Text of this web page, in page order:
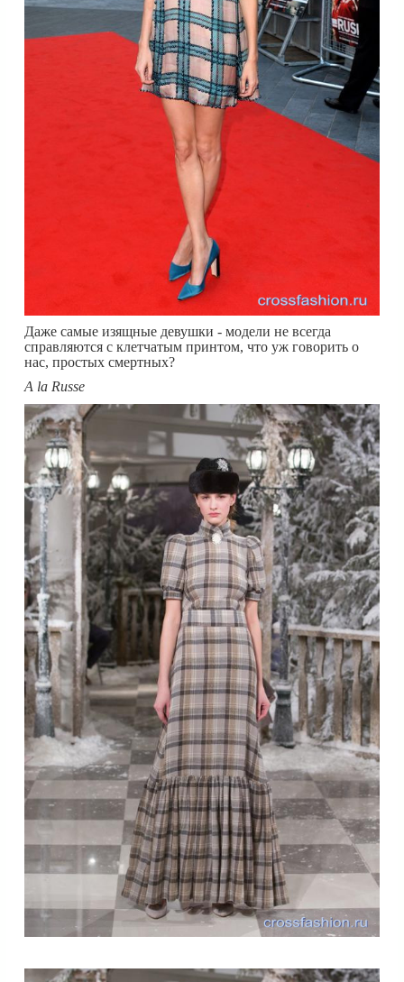
Даже самые изящные девушки - модели не всегда
справляются с клетчатым принтом, что уж говорить о
нас, простых смертных?
A la Russe